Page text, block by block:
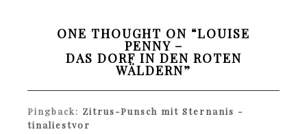
ONE THOUGHT ON “LOUISE
PENNY –
DAS DORF IN DEN ROTEN
WÄLDERN”
Pingback: Zitrus-Punsch mit Sternanis -
tinaliestvor